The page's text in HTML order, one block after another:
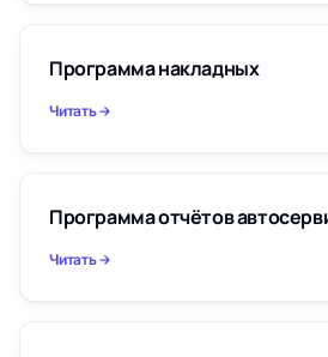
Программа накладных
Читать
Программа отчётов
Читать